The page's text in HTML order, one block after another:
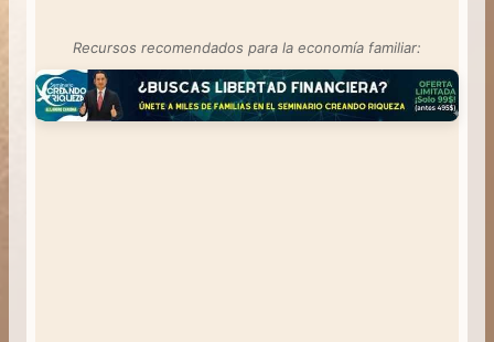
Recursos recomendados para la economía familiar: